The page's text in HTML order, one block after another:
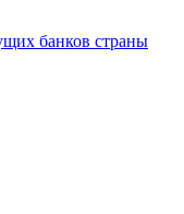
банков страны